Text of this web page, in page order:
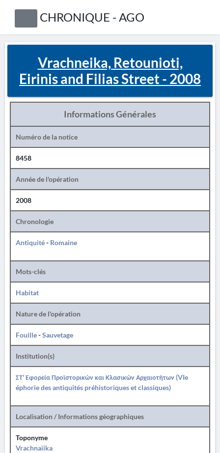
CHRONIQUE - AGO
Vrachneika, Retounioti,
Eirinis and Filias Street - 2008
Informations Générales
Numéro de la notice
8458
Année de l'opération
2008
Chronologie
Antiquité- Romaine
Mots-clés
Habitat
Nature de l'opération
Fouille-Sauvetage
Institution(s)
ΣΤ' Εφορεία Προϊστορικών και Κλασικών Αρχαιοτήτων (VIe
éphorie des antiquités préhistoriques et classiques)
Localisation / Informations géographiques
Toponyme
Vrachnaiika